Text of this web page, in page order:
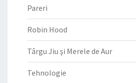
Pareri
Robin Hood
Târgu Jiu şi Merele de Aur
Tehnologie